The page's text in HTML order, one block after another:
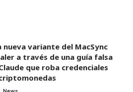
nueva variante del MacSync
a través de una guía falsa
que roba credenciales